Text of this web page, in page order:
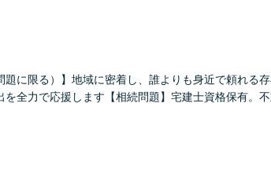
に限る）】地域に密着し、誰よりも身近で頼れる
全力で応援します【相続問題】宅建士資格保有。